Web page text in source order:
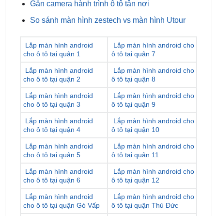
Lắp màn hình android
Lắp màn hình android cho
Lắp màn hình android
cho ô tô tại quận 2
Lắp màn hình android cho
ô tô tại quận 8
Lắp màn hình android
cho ô tô tại quận 3
Lắp màn hình android cho
ô tô tại quận 9
Lắp màn hình android
cho ô tô tại quận 4
Lắp màn hình android cho
ô tô tại quận 10
Lắp màn hình android
cho ô tô tại quận 5
Lắp màn hình android cho
ô tô tại quận 11
Lắp màn hình android
cho ô tô tại quận 6
Lắp màn hình android cho
ô tô tại quận 12
Lắp màn hình android
cho ô tô tại quận Gò Vấp
Lắp màn hình android cho
ô tô tại quận Thủ Đức
Lắp màn hình android
cho ô tô tại quận Tân Bình
Lắp màn hình android cho
ô tô tại quận Bình Tân